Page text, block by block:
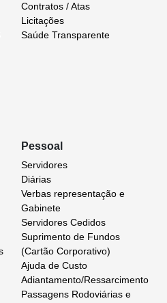
Contratos / Atas
Licitações
Saúde Transparente
Pessoal
Servidores
Diárias
Verbas representação e
Gabinete
Servidores Cedidos
Suprimento de Fundos
(Cartão Corporativo)
Ajuda de Custo
Adiantamento/Ressarcimento
Passagens Rodoviárias e